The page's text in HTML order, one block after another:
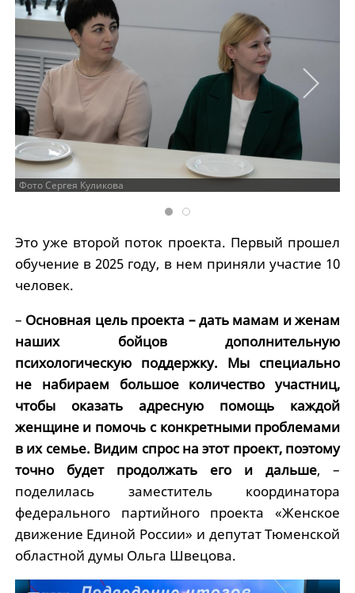
Фото Сергея Куликова
Это уже второй поток проекта. Первый прошел
обучение в 2025 году, в нем приняли участие 10
человек.
– Основная цель проекта – дать мамам и женам
наших бойцов дополнительную
психологическую поддержку. Мы специально
не набираем большое количество участниц,
чтобы оказать адресную помощь каждой
женщине и помочь с конкретными проблемами
в их семье. Видим спрос на этот проект, поэтому
точно будет продолжать его и дальше, –
поделилась заместитель координатора
федерального партийного проекта «Женское
движение Единой России» и депутат Тюменской
областной думы Ольга Швецова.